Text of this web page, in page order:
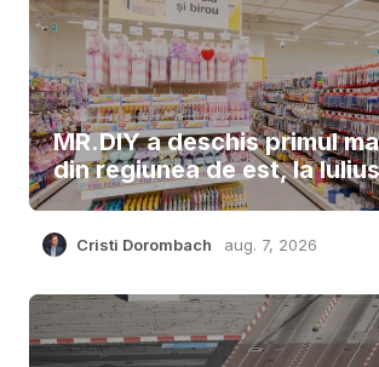
MR.DIY a deschis primul
din regiunea de est, la
Cristi Dorombach aug. 7, 2026